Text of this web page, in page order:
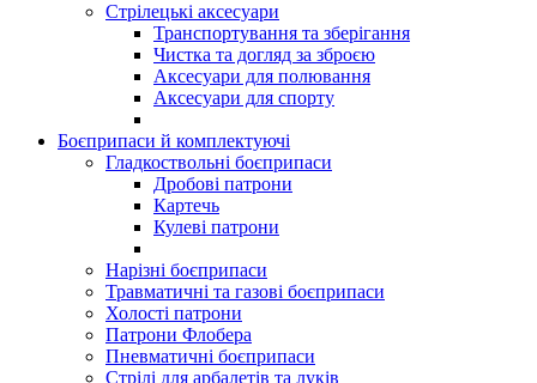
Стрілецькі аксесуари
Транспортування та зберігання
Чистка та догляд за зброєю
Аксесуари для полювання
Аксесуари для спорту
Боєприпаси й комплектуючі
Гладкоствольні боєприпаси
Дробові патрони
Картечь
Кулеві патрони
Нарізні боєприпаси
Травматичні та газові боєприпаси
Холості патрони
Патрони Флобера
Пневматичні боєприпаси
Стрілі для арбалетів та луків